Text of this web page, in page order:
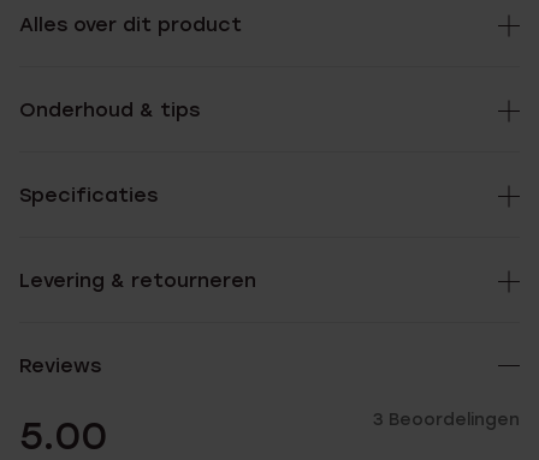
Alles over dit product
Onderhoud & tips
Specificaties
Levering & retourneren
Reviews
5.00 3 Beoordelingen